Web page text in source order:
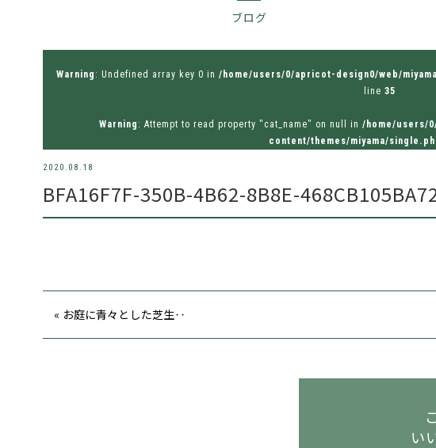
ブログ
Warning : Undefined array key 0 in /home/users/0/apricot-design0/web/
line35
Warning : Attempt to read property "cat_name" on null in/home/users/
content/themes/miyama/
2020.08.18
BFA16F7F-350B-4B62-8B8E-
« お庭に青々とした芝生‥
い